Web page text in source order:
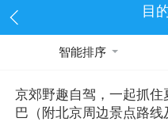
目
智能排序
京郊野趣自驾，一起抓住
巴（附北京周边景点路线